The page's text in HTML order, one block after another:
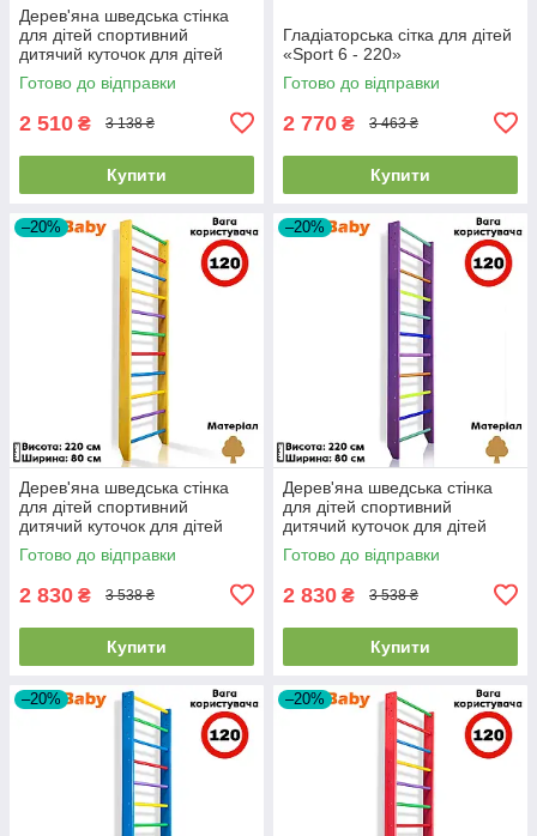
Дерев'яна шведська стінка
для дітей спортивний
дитячий куточок для дітей
Sportbaby "Teenager-0-220
Green"
Готово до відправки
2 510 ₴ 3 138 ₴
Купити
Гладіаторська сітка для дітей
«Sport 6 - 220»
Готово до відправки
2 770 ₴ 3 463 ₴
Купити
–20%
Дерев'яна шведська стінка
для дітей спортивний
дитячий куточок для дітей
SportBaby "0-220 Yellow"
Готово до відправки
2 830 ₴ 3 538 ₴
Купити
–20%
Дерев'яна шведська стінка
для дітей спортивний
дитячий куточок для дітей
Sportbaby "0-220 Purple"
Готово до відправки
2 830 ₴ 3 538 ₴
Купити
–20% –20%